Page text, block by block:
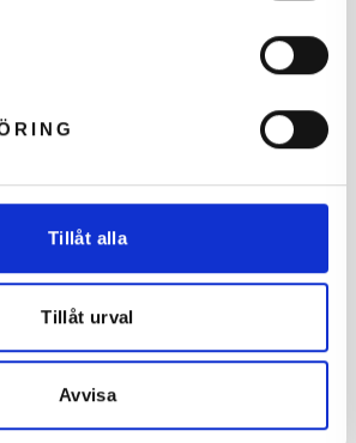
Tillåt alla
Tillåt urval
Avvisa
OG RETURNERING
tilbehør